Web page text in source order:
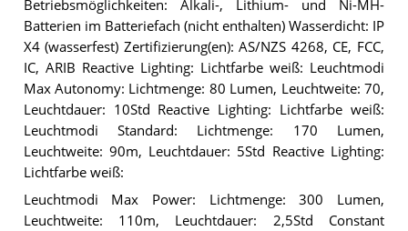
Betriebsmöglichkeiten: Alkali-, Lithium- und Ni-MH-
Batterien im Batteriefach (nicht enthalten) Wasserdicht: IP
X4 (wasserfest) Zertifizierung(en): AS/NZS 4268, CE, FCC,
IC, ARIB Reactive Lighting: Lichtfarbe weiß: Leuchtmodi
Max Autonomy: Lichtmenge: 80 Lumen, Leuchtweite: 70,
Leuchtdauer: 10Std Reactive Lighting: Lichtfarbe weiß:
Leuchtmodi Standard: Lichtmenge: 170 Lumen,
Leuchtweite: 90m, Leuchtdauer: 5Std Reactive Lighting:
Lichtfarbe weiß:
Leuchtmodi Max Power: Lichtmenge: 300 Lumen,
Leuchtweite: 110m, Leuchtdauer: 2,5Std Constant